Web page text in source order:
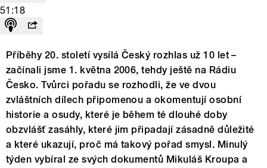
51:18
Příběhy 20. století vysílá Český rozhlas už 10 let –
začínali jsme 1. května 2006, tehdy ještě na Rádiu
Česko. Tvůrci pořadu se rozhodli, že ve dvou
zvláštních dílech připomenou a okomentují osobní
historie a osudy, které je během té dlouhé doby
obzvlášť zasáhly, které jim připadají zásadně důležité
a které ukazují, proč má takový pořad smysl. Minulý
týden vybíral ze svých dokumentů Mikuláš Kroupa a